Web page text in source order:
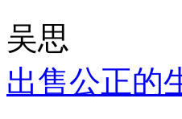
吴思
出售公正的